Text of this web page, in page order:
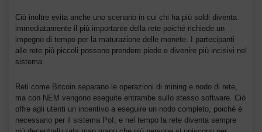
Ciò inoltre evita anche uno scenario in cui chi ha più soldi diventa
immediatamente il più importante della rete poiché richiede un
impegno di tempo per la maturazione delle monete. I partecipanti
alle rete più piccoli possono prendere piede e divenire più incisivi nel
sistema.
Reti come Bitcoin separano le operazioni di mining e nodo di rete,
ma con NEM vengono eseguite entrambe sullo stesso software. Ciò
offre agli utenti un incentivo a eseguire un nodo completo, poiché è
necessario per il sistema PoI, e nel tempo la rete diventa sempre